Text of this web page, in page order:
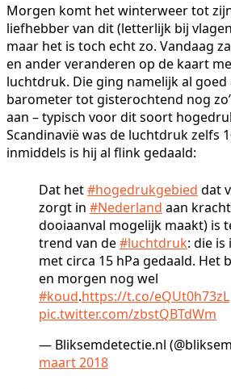
Morgen komt het winterweer tot
liefhebber van dit (letterlijk bij
maar het is toch echt zo. Vandaag
en ander veranderen op de kaart
luchtdruk. Die ging namelijk al goed
barometer tot gisterochtend nog
aan – typisch voor dit soort
Scandinavië was de luchtdruk zelfs
inmiddels is hij al flink gedaald:
Dat het#hogedrukgebied dat
zorgt in #Nederland aan
dooiaanval mogelijk maakt) is
trend van de#luchtdruk: die is
met circa 15 hPa gedaald. Het
en morgen nog wel
#koud.https://t.co/eQUt0h73zL
pic.twitter.com/zbstQBTdWm
— Bliksemdetectie.nl
maart 2018